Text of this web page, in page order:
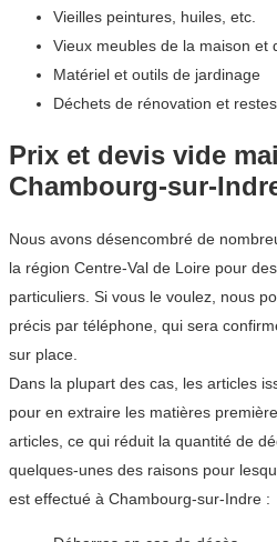
Vieilles peintures, huiles, etc.
Vieux meubles de la maison et
Matériel et outils de jardinage
Déchets de rénovation et
Prix et devis vide
Chambourg-sur-
Nous avons désencombré de
la région Centre-Val de Loire pour
particuliers. Si vous le voulez, nous
précis par téléphone, qui sera
sur place.
Dans la plupart des cas, les articles
pour en extraire les matières
articles, ce qui réduit la quantité de
quelques-unes des raisons pour
est effectué à Chambourg-sur-Indre :